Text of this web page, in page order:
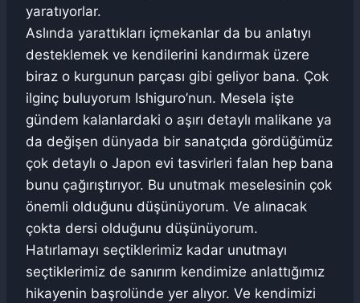
yaratıyorlar.
Aslında yarattıkları içmekanlar da bu anlatıyı
desteklemek ve kendilerini kandırmak üzere
biraz o kurgunun parçası gibi geliyor bana. Çok
ilginç buluyorum Ishiguro’nun. Mesela işte
gündem kalanlardaki o aşırı detaylı malikane ya
da değişen dünyada bir sanatçıda gördüğümüz
çok detaylı o Japon evi tasvirleri falan hep bana
bunu çağırıştırıyor. Bu unutmak meselesinin çok
önemli olduğunu düşünüyorum. Ve alınacak
çokta dersi olduğunu düşünüyorum.
Hatırlamayı seçtiklerimiz kadar unutmayı
seçtiklerimiz de sanırım kendimize anlattığımız
hikayenin başrolünde yer alıyor. Ve kendimizi